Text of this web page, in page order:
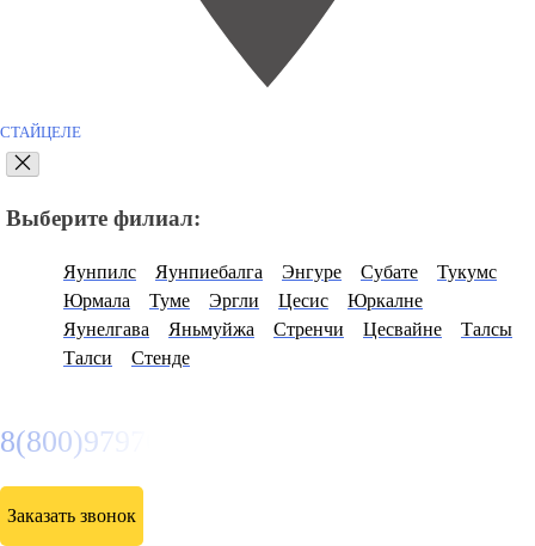
СТАЙЦЕЛЕ
Выберите филиал:
Яунпилс Яунпиебалга Энгуре Субате
Тукумс
Юрмала
Туме Эргли Цесис
Юркалне
Яунелгава
Яньмуйжа Стренчи Цесвайне
Талсы
Талси
Стенде
8(800)9797043
Заказать звонок